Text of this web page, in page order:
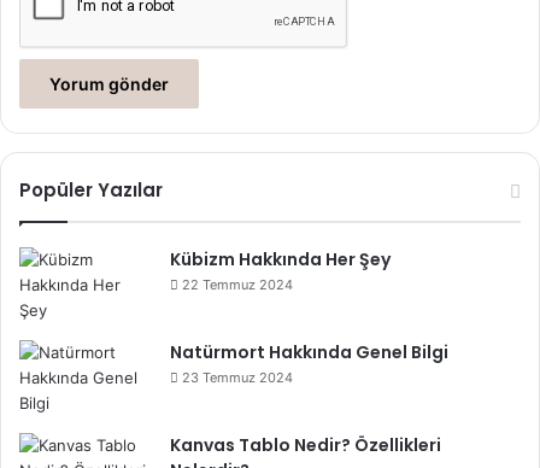
Popüler Yazılar
Kübizm Hakkında Her Şey
22 Temmuz 2024
Natürmort Hakkında Genel Bilgi
23 Temmuz 2024
Kanvas Tablo Nedir? Özellikleri